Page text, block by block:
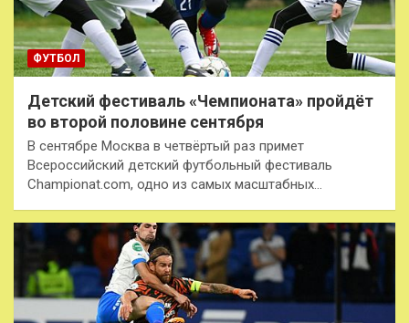
ФУТБОЛ
Детский фестиваль «Чемпионата» пройдёт
во второй половине сентября
В сентябре Москва в четвёртый раз примет
Всероссийский детский футбольный фестиваль
Championat.com, одно из самых масштабных…